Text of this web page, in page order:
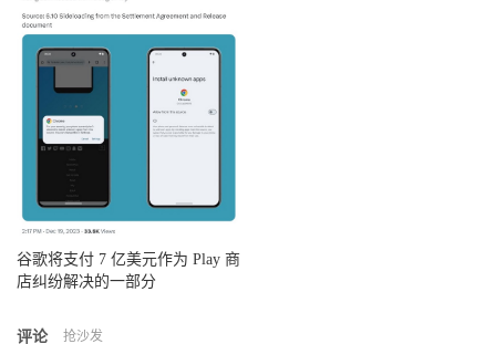
谷歌将支付 7 亿美元作为 Play 商
店纠纷解决的一部分
评论 抢沙发